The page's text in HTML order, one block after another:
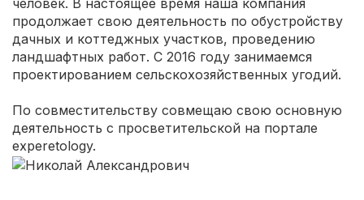
человек. В настоящее время наша компания
продолжает свою деятельность по обустройству
дачных и коттеджных участков, проведению
ландшафтных работ. С 2016 году занимаемся
проектированием сельскохозяйственных угодий.
По совместительству совмещаю свою основную
деятельность с просветительской на портале
experetology.